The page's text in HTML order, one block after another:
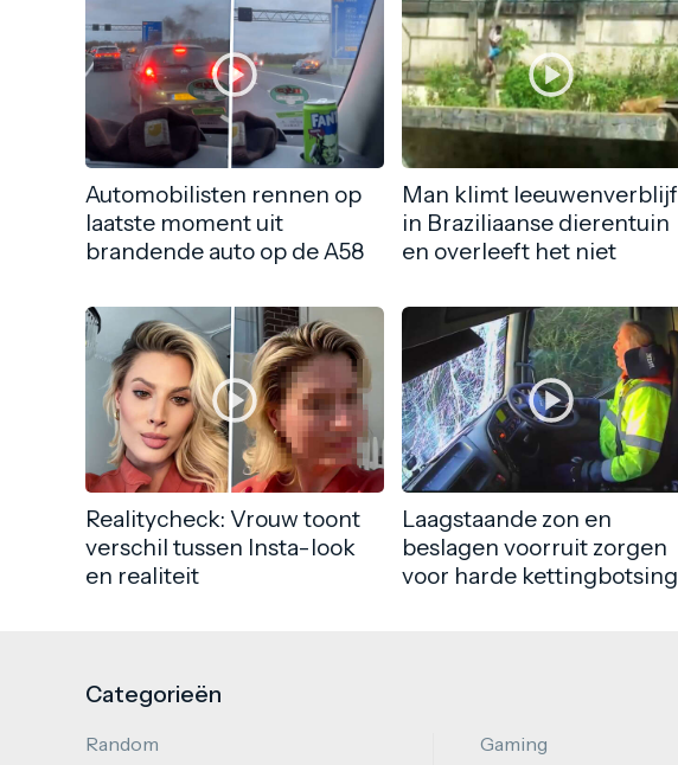
Automobilisten rennen op
laatste moment uit
brandende auto op de A58
Man klimt leeuwenverblijf
in Braziliaanse dierentuin
en overleeft het niet
Realitycheck: Vrouw toont
verschil tussen Insta-look
en realiteit
Laagstaande zon en
beslagen voorruit zorgen
voor harde kettingbotsing
Categorieën
Random Gaming